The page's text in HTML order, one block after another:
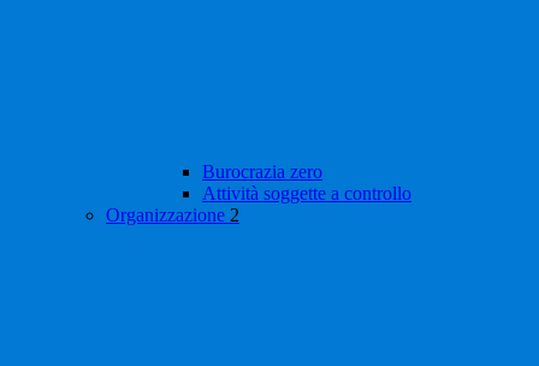
Burocrazia zero
Attività soggette a controllo
Organizzazione 2